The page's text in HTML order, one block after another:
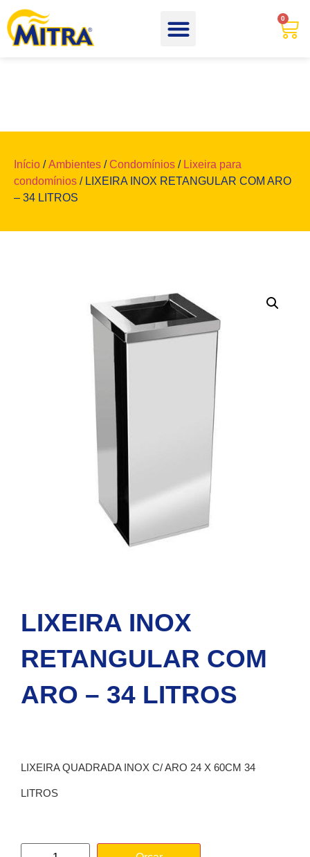
0
Início /Ambientes /Condomínios / Lixeira para
condomínios / LIXEIRA INOX RETANGULAR COM ARO
– 34 LITROS
LIXEIRA INOX
RETANGULAR COM
ARO – 34 LITROS
LIXEIRA QUADRADA INOX C/ ARO 24 X 60CM 34
LITROS